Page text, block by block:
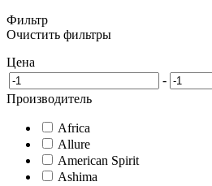
Фильтр
Очистить фильтры
Цена
-
Производитель
Africa
Allure
American Spirit
Ashima